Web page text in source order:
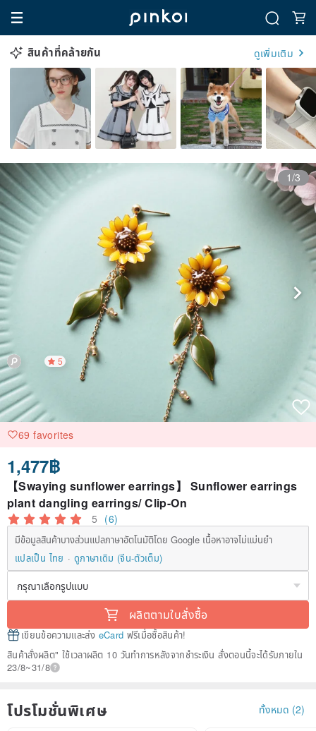
สินค้าที่คล้ายกัน ดูเพิ่มเติม
1/3
5
69 favorites
1,477฿
【Swaying sunflower earrings】 Sunflower earrings
plant dangling earrings/ Clip-On
5 (6)
มีข้อมูลสินค้าบางส่วนแปลภาษาอัตโนมัติโดย Google เนื้อหาอาจไม่แม่นยำ
แปลเป็น ไทย
ดูภาษาเดิม (จีน-ตัวเต็ม)
ผลิตตามใบสั่งซื้อ
เขียนข้อความและส่ง eCard ฟรีเมื่อซื้อสินค้า!
สินค้าสั่งผลิต" ใช้เวลาผลิต 10 วันทำการหลังจากชำระเงิน สั่งตอนนี้จะได้รับภายใน
23/8~31/8
โปรโมชั่นพิเศษ ทั้งหมด (2)